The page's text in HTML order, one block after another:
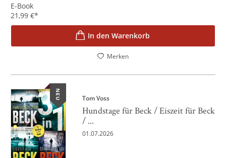
E-Book
21,99 €*
In den Warenkorb
Merken
NEU Tom Voss
Hundstage für Beck / Eiszeit für Beck
/ ...
01.07.2026